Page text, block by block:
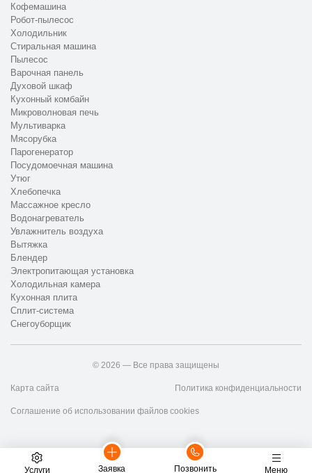
Услуги Заявка Позвонить Меню
Кофемашина
Робот-пылесос
Холодильник
Стиральная машина
Пылесос
Варочная панель
Духовой шкаф
Кухонный комбайн
Микроволновая печь
Мультиварка
Мясорубка
Парогенератор
Посудомоечная машина
Утюг
Хлебопечка
Массажное кресло
Водонагреватель
Увлажнитель воздуха
Вытяжка
Блендер
Электропитающая установка
Холодильная камера
Кухонная плита
Сплит-система
Снегоуборщик
© 2026 — Все права защищены
Карта сайта Политика конфиденциальности
Соглашение об использовании файлов cookies